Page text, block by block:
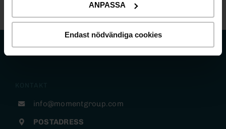
ANPASSA
Endast nödvändiga cookies
info@momentgroup.com
POSTADRESS